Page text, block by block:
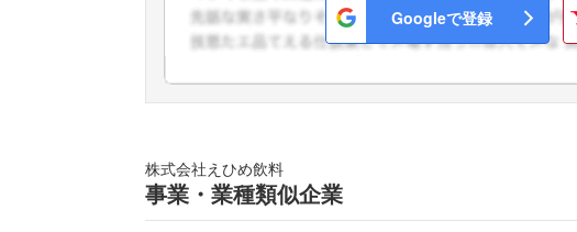
Googleで登録
株式会社えひめ飲料
事業・業種類似企業